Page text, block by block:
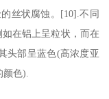
丝状腐蚀。[10].不同
在铝上呈粒状，而在
头部呈蓝色(高浓度亚
色).